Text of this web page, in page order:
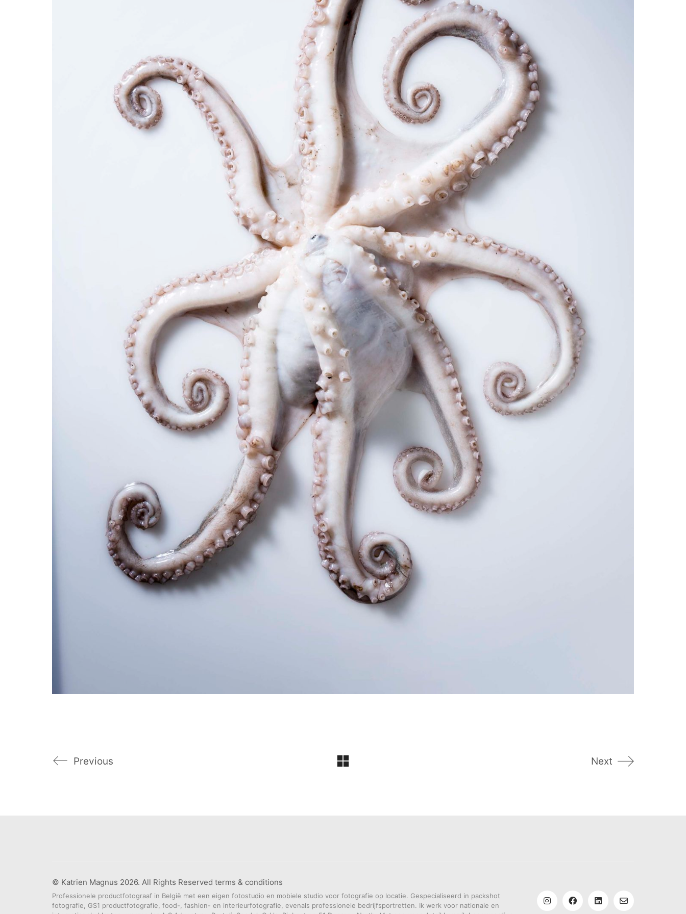
Previous Next
© Katrien Magnus 2026. All Rights Reserved terms & conditions
Professionele productfotograaf in België met een eigen fotostudio en mobiele studio voor fotografie op locatie. Gespecialiseerd in packshot
fotografie, GS1 productfotografie, food-, fashion- en interieurfotografie, evenals professionele bedrijfsportretten. Ik werk voor nationale en